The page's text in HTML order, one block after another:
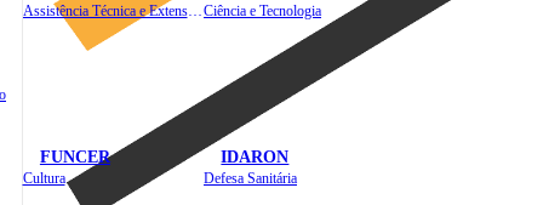
Assistência Técnica e Extensão Rural Ciência e Tecnologia
FUNCER
Cultura
IDARON
Defesa Sanitária